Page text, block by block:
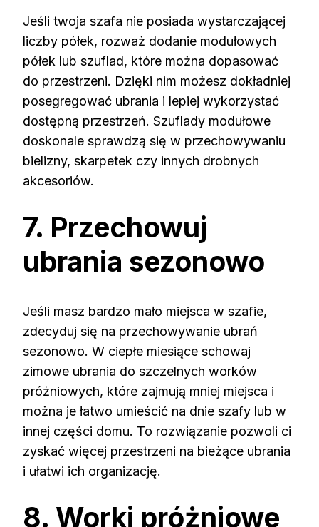
Jeśli twoja szafa nie posiada wystarczającej
liczby półek, rozważ dodanie modułowych
półek lub szuflad, które można dopasować
do przestrzeni. Dzięki nim możesz dokładniej
posegregować ubrania i lepiej wykorzystać
dostępną przestrzeń. Szuflady modułowe
doskonale sprawdzą się w przechowywaniu
bielizny, skarpetek czy innych drobnych
akcesoriów.
7. Przechowuj
ubrania sezonowo
Jeśli masz bardzo mało miejsca w szafie,
zdecyduj się na przechowywanie ubrań
sezonowo. W ciepłe miesiące schowaj
zimowe ubrania do szczelnych worków
próżniowych, które zajmują mniej miejsca i
można je łatwo umieścić na dnie szafy lub w
innej części domu. To rozwiązanie pozwoli ci
zyskać więcej przestrzeni na bieżące ubrania
i ułatwi ich organizację.
8. Worki próżniowe